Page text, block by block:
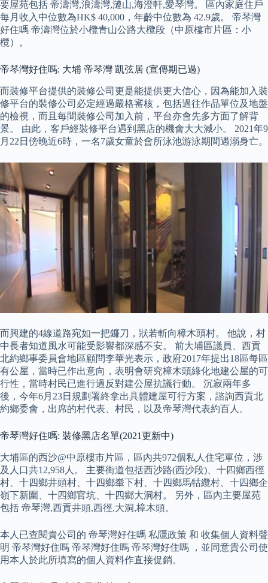
要屋苑包括 帝濤灣,浪濤灣,漣山,海澄軒,愛琴灣。 區內家庭住戶
每月收入中位數為HK$ 40,000，年齡中位數為 42.9歲。 帝琴灣
好住嗎 帝濤灣位於小欖青山公路大欖段（中原樓市片區：小
欖）。
帝琴灣好住嗎: 大埔 帝琴灣 凱弦居 (宣傳期已過)
而裝修平台提供的裝修公司更是能提供更大信心，因為能加入裝
修平台的裝修公司必定經過嚴格審核，包括過往作品單位及地盤
的檢視，而且每間裝修公司加入前，平台亦會先多方面了解背
景。 由此，客戶經裝修平台遇到黑店的機會大大減小。 2021年9
月22日傍晚近6時，一名7歲女童於會所泳池游泳期間遇溺身亡。
而興建的4線道路宛如一把鐮刀，狀若斬向樟木頭村。 他說，村
中長者知道風水可能受影響都深感不安。 前大埔區議員、西貢
北約鄉事委員會地區顧問李華光表示，政府2017年提出18區每區
有公屋，當時已作出意向，表明會研究樟木頭綠化地建公屋的可
行性，當時村民已進行過反對建公屋抗議行動。 沉寂兩年多
後，今年6月23日規劃署終拿出具體建屋可行方案，諮詢西貢北
約鄉委會，出席的村代表、村民，以及帝琴灣代表約百人。
帝琴灣好住嗎: 裝修黑店名單(2021更新中)
大埔區的西沙@中原樓市片區，區內共972個私人住宅單位，涉
及人口共12,958人。 主要街道包括西沙路(西沙段)、十四鄉西徑
村、十四鄉井頭村、十四鄉輋下村、十四鄉馬牯纜村、十四鄉企
嶺下新圍、十四鄉官坑、十四鄉大洞村。 另外，區內主要屋苑
包括 帝琴灣,西貢井頭,西徑,大洞,樟木頭。
本人已查閱貴公司的 帝琴灣好住嗎 私隱政策 和 收集個人資料聲
明 帝琴灣好住嗎 帝琴灣好住嗎 帝琴灣好住嗎 ，並同意貴公司使
用本人於此所填寫的個人資料作直接促銷。